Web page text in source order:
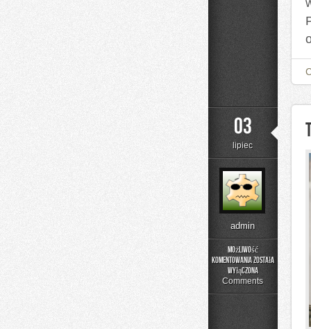
03
lipiec
admin
Możliwość
komentowania
Trening
domu
została
wyłączona
Comments